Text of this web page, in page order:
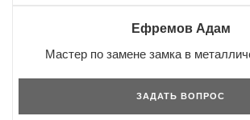
Ефремов Адам
Мастер по замене замка в
ЗАДАТЬ ВОПРОС